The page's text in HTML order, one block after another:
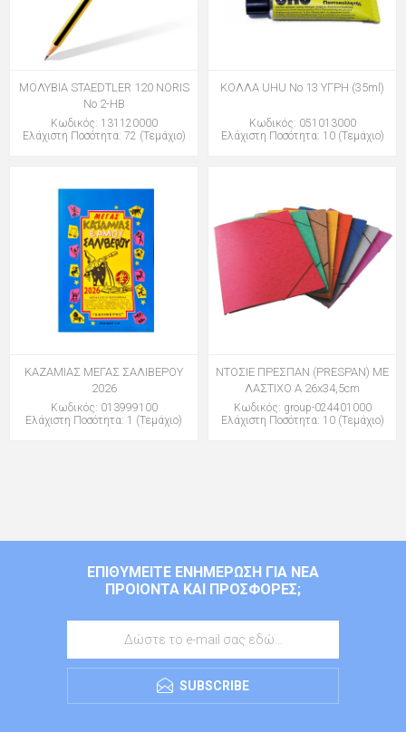
ΜΟΛΥΒΙΑ STAEDTLER 120 NORIS
Νο 2-HB
Κωδικός: 131120000
Ελάχιστη Ποσότητα: 72 (Τεμάχιο)
ΚΟΛΛΑ UHU Νο 13 ΥΓΡΗ (35ml)
Κωδικός: 051013000
Ελάχιστη Ποσότητα: 10 (Τεμάχιο)
ΚΑΖΑΜΙΑΣ ΜΕΓΑΣ ΣΑΛΙΒΕΡΟΥ
2026
Κωδικός: 013999100
Ελάχιστη Ποσότητα: 1 (Τεμάχιο)
ΝΤΟΣΙΕ ΠΡΕΣΠΑΝ (PRESPAN) ΜΕ
ΛΑΣΤΙΧΟ Α 26x34,5cm
Κωδικός: group-024401000
Ελάχιστη Ποσότητα: 10 (Τεμάχιο)
ΕΠΙΘΥΜΕΊΤΕ ΕΝΗΜΈΡΩΣΗ ΓΙΑ ΝΈΑ
ΠΡΟΙΌΝΤΑ ΚΑΙ ΠΡΟΣΦΟΡΈΣ;
SUBSCRIBE